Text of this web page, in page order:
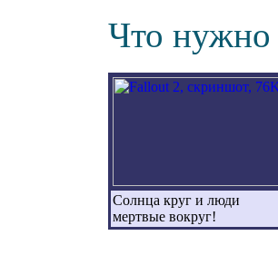
Что нужно
Солнца круг и люди
мертвые вокруг!